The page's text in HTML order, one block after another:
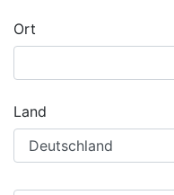
Ort
Land